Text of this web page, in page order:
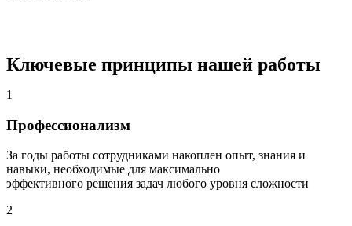
Ключевые принципы нашей работы
1
Профессионализм
За годы работы сотрудниками накоплен опыт, знания и
навыки, необходимые для максимально
эффективного решения задач любого уровня сложности
2